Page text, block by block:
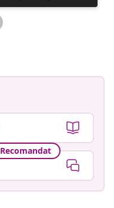
publicată
de
Recomandat